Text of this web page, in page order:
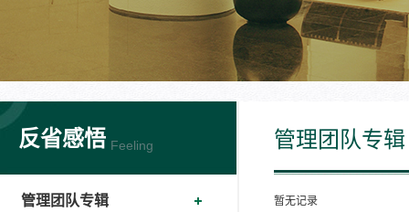
反省感悟 Feeling
管理团队专辑
管理团队专辑
暂无记录